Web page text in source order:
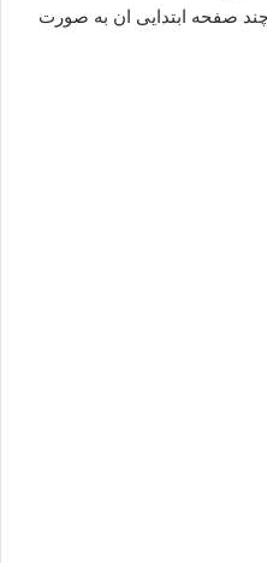
صفحه ابتدایی ان به صورت